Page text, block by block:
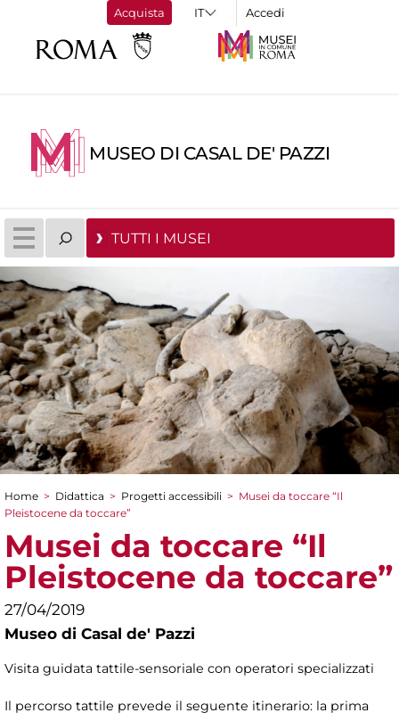
Acquista Accedi
MUSEO DI CASAL DE' PAZZI
TUTTI I MUSEI
Tu sei qui
Home > Didattica > Progetti accessibili > Musei da toccare “Il
Pleistocene da toccare”
Musei da toccare “Il
Pleistocene da toccare”
27/04/2019
Museo di Casal de' Pazzi
Visita guidata tattile-sensoriale con operatori specializzati
Il percorso tattile prevede il seguente itinerario: la prima